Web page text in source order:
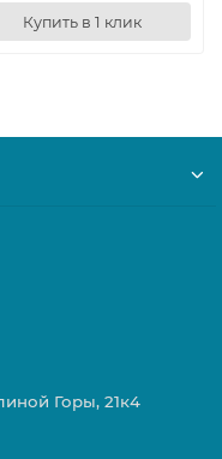
Купить в 1 клик
Горы, 21к4